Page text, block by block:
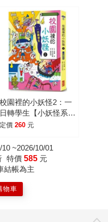
校園裡的小妖怪2：一
日轉學生【小妖怪系列
07】
定價 260 元
~2026/10/01
特價 585 元
結帳為主
物車